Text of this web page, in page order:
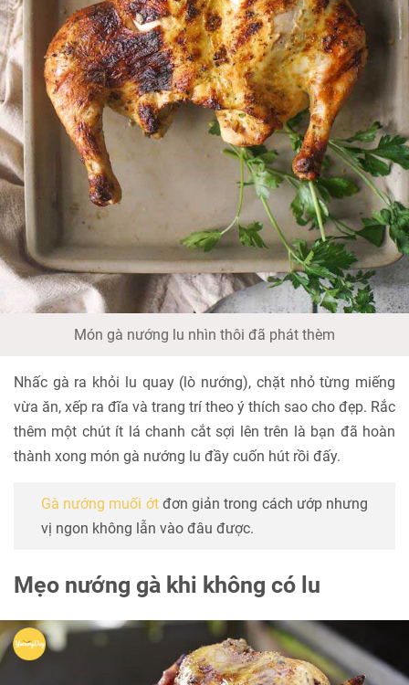
Món gà nướng lu nhìn thôi đã phát thèm
Nhấc gà ra khỏi lu quay (lò nướng), chặt nhỏ từng miếng
vừa ăn, xếp ra đĩa và trang trí theo ý thích sao cho đẹp. Rắc
thêm một chút ít lá chanh cắt sợi lên trên là bạn đã hoàn
thành xong món gà nướng lu đầy cuốn hút rồi đấy.
Gà nướng muối ớtđơn giản trong cách ướp nhưng
vị ngon không lẫn vào đâu được.
Mẹo nướng gà khi không có lu